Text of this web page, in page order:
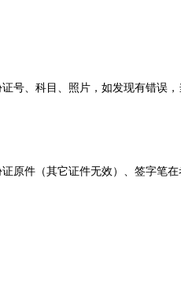
、科目、照片，如发现有错误，
件（其它证件无效）、签字笔在